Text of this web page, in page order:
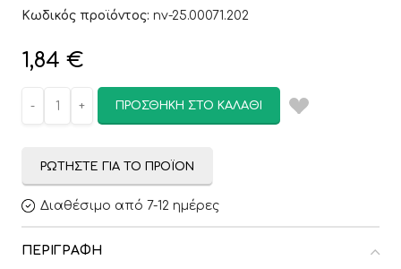
Κωδικός προϊόντος: nv-25.00071.202
1,84 €
ΠΡΟΣΘΉΚΗ ΣΤΟ ΚΑΛΆΘΙ
ΡΩΤΉΣΤΕ ΓΙΑ ΤΟ ΠΡΟΪΌΝ
Διαθέσιμο από 7-12 ημέρες
ΠΕΡΙΓΡΑΦΉ